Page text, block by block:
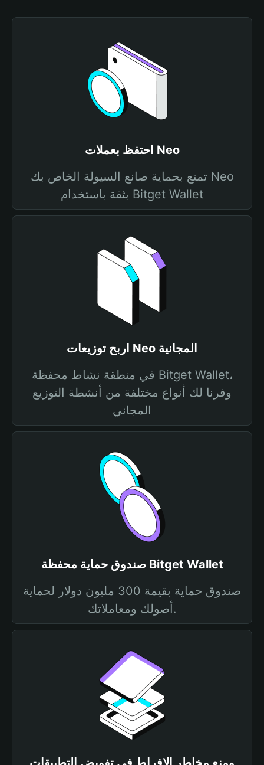
احتفظ بعملات Neo
تمتع بحماية صانع السيولة الخاص بك Neo
بثقة باستخدام Bitget Wallet
اربح توزيعات Neo المجانية
في منطقة نشاط محفظة Bitget Wallet،
وفرنا لك أنواع مختلفة من أنشطة التوزيع
المجاني
صندوق حماية محفظة Bitget Wallet
صندوق حماية بقيمة 300 مليون دولار لحماية
أصولك ومعاملاتك.